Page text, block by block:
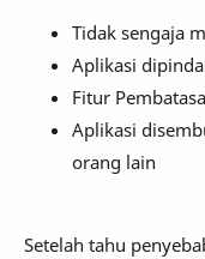
Tidak sengaja
Aplikasi
Fitur
Aplikasi
orang lain
Setelah tahu